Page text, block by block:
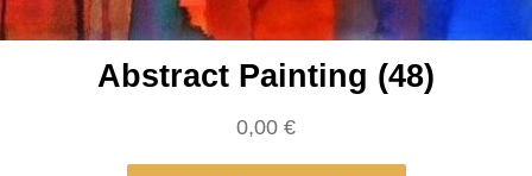
Abstract Painting (48)
0,00 €